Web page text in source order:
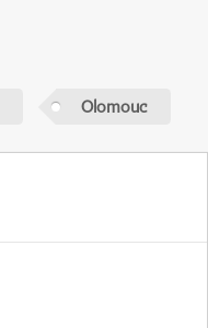
Olomouc